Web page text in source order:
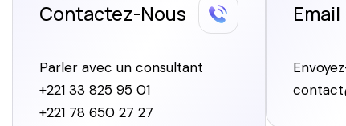
Contactez-Nous
Parler avec un consultant
+221 33 825 95 01
+221 78 650 27 27
Email